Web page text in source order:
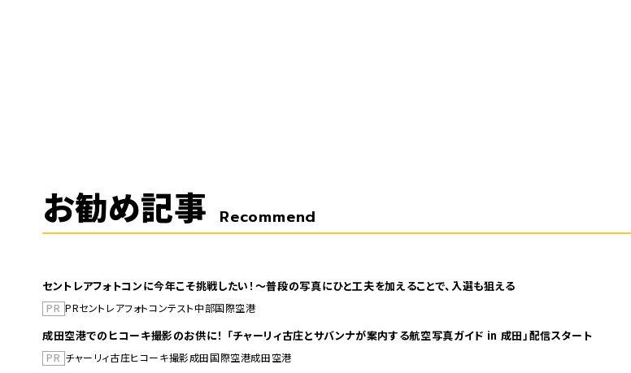
お勧め記事 Recommend
セントレアフォトコンに今年こそ挑戦したい！～普段の写真にひと工夫を加えることで、入選も狙える
PR PRセントレアフォトコンテスト中部国際空港
成田空港でのヒコーキ撮影のお供に！ 「チャーリィ古庄とサバンナが案内する航空写真ガイド in 成田」配信スタート
PR チャーリィ古庄ヒコーキ撮影成田国際空港成田空港